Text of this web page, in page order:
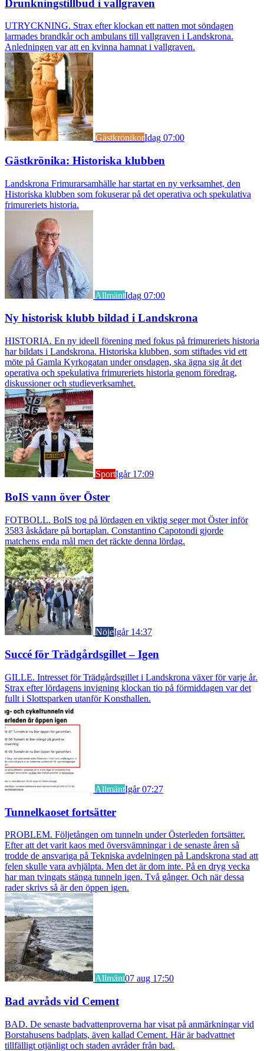
Drunkningstillbud i vallgraven
UTRYCKNING. Strax efter klockan ett natten mot söndagen
larmades brandkår och ambulans till vallgraven i Landskrona.
Anledningen var att en kvinna hamnat i vallgraven.
GästkrönikorIdag 07:00
Gästkrönika: Historiska klubben
Landskrona Frimurarsamhälle har startat en ny verksamhet, den
Historiska klubben som fokuserar på det operativa och spekulativa
frimureriets historia.
AllmäntIdag 07:00
Ny historisk klubb bildad i Landskrona
HISTORIA. En ny ideell förening med fokus på frimureriets historia
har bildats i Landskrona. Historiska klubben, som stiftades vid ett
möte på Gamla Kyrkogatan under onsdagen, ska ägna sig åt det
operativa och spekulativa frimureriets historia genom föredrag,
diskussioner och studieverksamhet.
SportIgår 17:09
BoIS vann över Öster
FOTBOLL. BoIS tog på lördagen en viktig seger mot Öster inför
3583 åskådare på bortaplan. Constantino Capotondi gjorde
matchens enda mål men det räckte denna lördag.
NöjeIgår 14:37
Succé för Trädgårdsgillet – Igen
GILLE. Intresset för Trädgårdsgillet i Landskrona växer för varje år.
Strax efter lördagens invigning klockan tio på förmiddagen var det
fullt i Slottsparken utanför Konsthallen.
AllmäntIgår 07:27
Tunnelkaoset fortsätter
PROBLEM. Följetången om tunneln under Österleden fortsätter.
Efter att det varit kaos med översvämningar i de senaste åren så
trodde de ansvariga på Tekniska avdelningen på Landskrona stad att
felen skulle vara avhjälpta. Men det är dom inte. På en dryg vecka
har man tvingats stänga tunneln igen. Två gånger. Och när dessa
rader skrivs så är den öppen igen.
Allmänt07 aug 17:50
Bad avråds vid Cement
BAD. De senaste badvattenproverna har visat på anmärkningar vid
Borstahusens badplats, även kallad Cement. Här är badvattnet
tillfälligt otjänligt och staden avråder från bad.